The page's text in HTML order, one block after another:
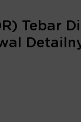
Tebar